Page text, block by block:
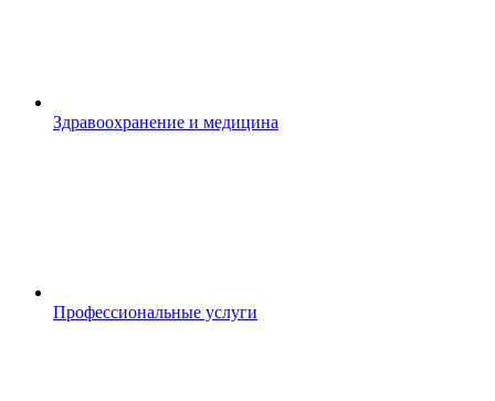
Здравоохранение и медицина
Профессиональные услуги